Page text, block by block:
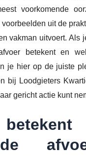
voorkomende
uit de
vakman uitvoert. Als
betekent en
je hier op de juiste
bij Loodgieters
gericht actie kunt